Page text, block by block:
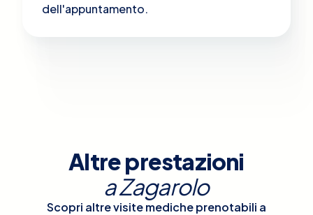
dell'appuntamento.
Altre prestazioni
aZagarolo
Scopri altre visite mediche prenotabili a